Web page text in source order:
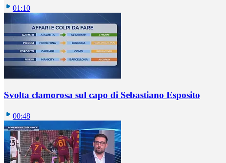
01:10
Svolta clamorosa sul capo di Sebastiano Esposito
00:48